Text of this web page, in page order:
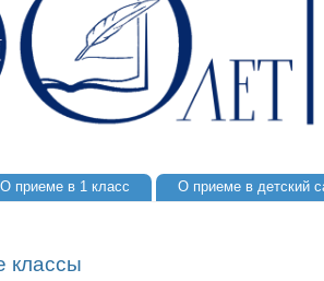
О приеме в 1 класс О приеме в детский
классы